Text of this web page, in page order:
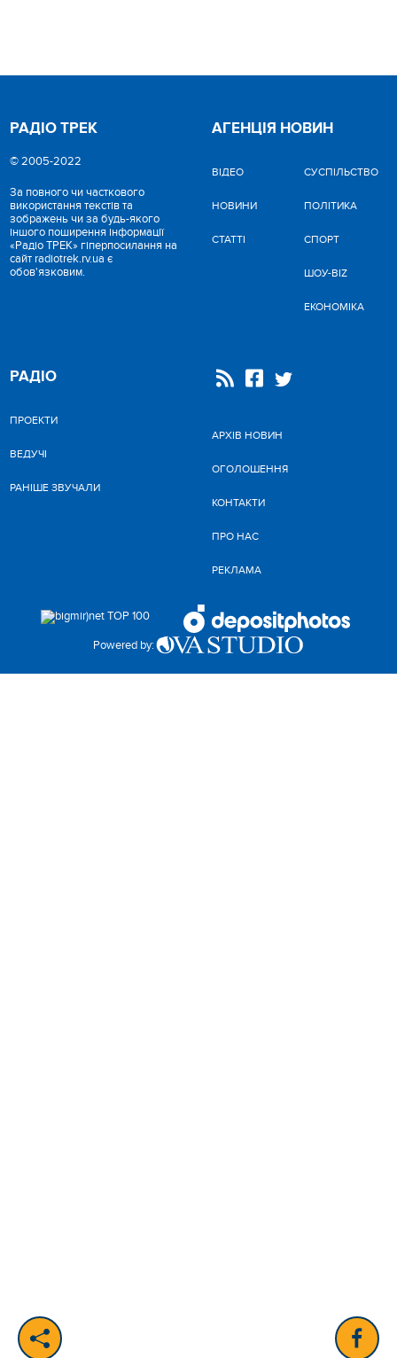
РАДІО ТРЕК
© 2005-2022
За повного чи часткового
використання текстів та
зображень чи за будь-якого
іншого поширення інформації
«Радіо ТРЕК» гіперпосилання на
сайт radiotrek.rv.ua є
обов'язковим.
АГЕНЦІЯ НОВИН
ВІДЕО
НОВИНИ
СТАТТІ
CУСПІЛЬСТВО
ПОЛІТИКА
СПОРТ
ШОУ-BIZ
ЕКОНОМІКА
РАДІО
ПРОЕКТИ
ВЕДУЧІ
РАНІШЕ ЗВУЧАЛИ
АРХІВ НОВИН
ОГОЛОШЕННЯ
КОНТАКТИ
ПРО НАС
РЕКЛАМА
Powered by: